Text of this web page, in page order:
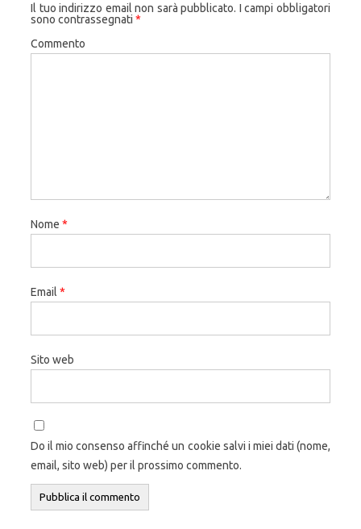
Il tuo indirizzo email non sarà pubblicato. I campi obbligatori
sono contrassegnati *
Commento
Nome *
Email *
Sito web
Do il mio consenso affinché un cookie salvi i miei dati (nome,
email, sito web) per il prossimo commento.